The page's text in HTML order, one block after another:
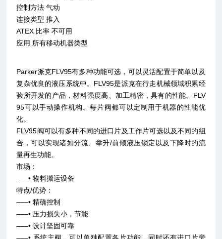
控制方法 气动
连接类型 推入
ATEX 比率 不可用
应用 所有移动机器类型
Parker派克FLV95有多种功能可选，可以灵活配置于简单以及
复杂优良的液压系统中。FLV95是派克在行走机械领域积累经
验所开发的产品，材料强度高、加工精密，具有的性能。FLV
95可以手动操作机构。每片阀都可以定制用于机器的性能优
化。
FLV95阀可以有多种不同的进口片及工作片可选以及不同的组
合，可以实现诸如分流、举升/前倾液压锁定以及下降时的流
量再生功能。
市场：
–––• 物料搬运设备
特点/优势：
–––• 精确控制
–––• 压力损失小，节能
–––• 设计坚固可靠